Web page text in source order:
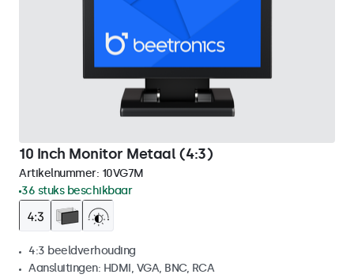
10 Inch Monitor Metaal (4:3)
Artikelnummer: 10VG7M
36 stuks beschikbaar
4:3 beeldverhouding
Aansluitingen: HDMI, VGA, BNC, RCA